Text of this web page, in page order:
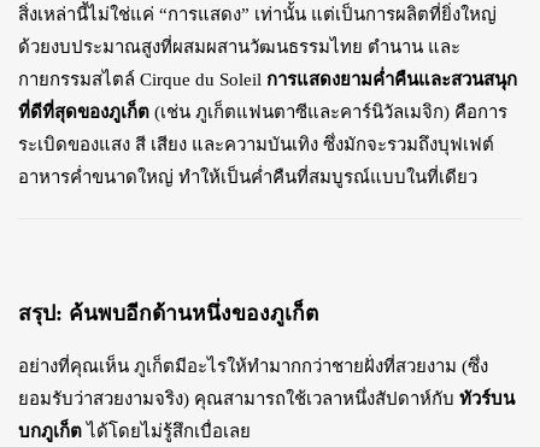
สิ่งเหล่านี้ไม่ใช่แค่ “การแสดง” เท่านั้น แต่เป็นการผลิตที่ยิ่งใหญ่
ด้วยงบประมาณสูงที่ผสมผสานวัฒนธรรมไทย ตำนาน และ
กายกรรมสไตล์ Cirque du Soleil การแสดงยามค่ำคืนและสวนสนุก
ที่ดีที่สุดของภูเก็ต (เช่น ภูเก็ตแฟนตาซีและคาร์นิวัลเมจิก) คือการ
ระเบิดของแสง สี เสียง และความบันเทิง ซึ่งมักจะรวมถึงบุฟเฟต์
อาหารค่ำขนาดใหญ่ ทำให้เป็นค่ำคืนที่สมบูรณ์แบบในที่เดียว
สรุป: ค้นพบอีกด้านหนึ่งของภูเก็ต
อย่างที่คุณเห็น ภูเก็ตมีอะไรให้ทำมากกว่าชายฝั่งที่สวยงาม (ซึ่ง
ยอมรับว่าสวยงามจริง) คุณสามารถใช้เวลาหนึ่งสัปดาห์กับ ทัวร์บน
บกภูเก็ต ได้โดยไม่รู้สึกเบื่อเลย